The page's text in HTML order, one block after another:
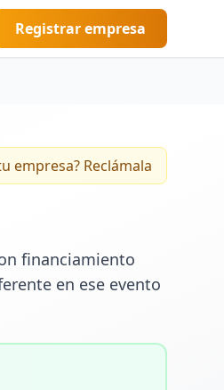
Registrar empresa
empresa? Reclámala
financiamiento
en ese evento